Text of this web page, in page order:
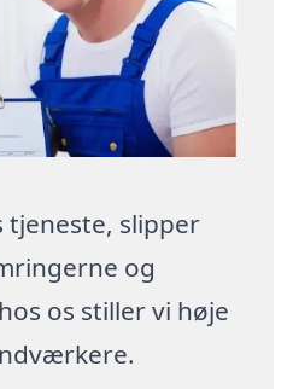
tjeneste, slipper
og
os stiller vi høje